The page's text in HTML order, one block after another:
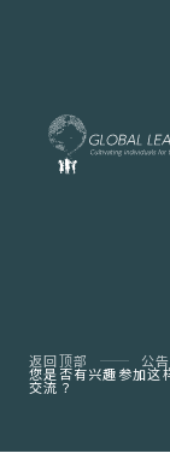
返回顶部 公
您是否有兴趣参加这
交流？